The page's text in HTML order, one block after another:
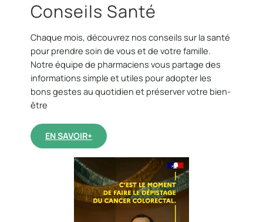
Conseils Santé
Chaque mois, découvrez nos conseils sur la santé
pour prendre soin de vous et de votre famille.
Notre équipe de pharmaciens vous partage des
informations simple et utiles pour adopter les
bons gestes au quotidien et préserver votre bien-
être
EN SAVOIR+